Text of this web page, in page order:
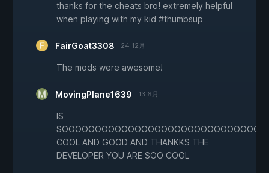
thanks for the cheats bro! extremely helpful
when playing with my kid #thumbsup
FairGoat3308 24 12月
The mods were awesome!
MovingPlane1639 13 6月
IS
SOOOOOOOOOOOOOOOOOOOOOOOOOOOOOO
COOL AND GOOD AND THANKKS THE
DEVELOPER YOU ARE SOO COOL